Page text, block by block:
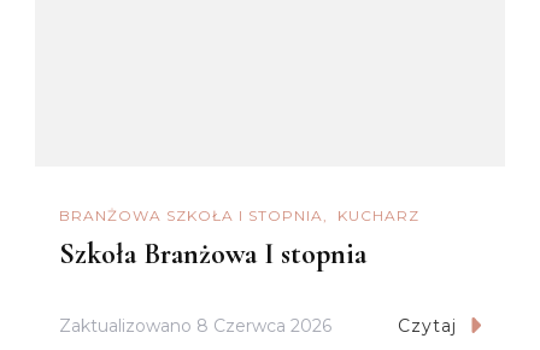
BRANŻOWA SZKOŁA I STOPNIA KUCHARZ
Szkoła Branżowa I stopnia
Zaktualizowano 8 Czerwca 2026 Czytaj